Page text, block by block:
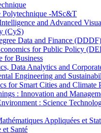
Polytechnique -MSc&T
and Advanced
(CyS)
Data and Finance (DDDF)
for Public Policy
for Business
Data Analytics and
Engineering and
for Smart Cities and Climate
: Innovation and
: Science
Appliquées et
Santé